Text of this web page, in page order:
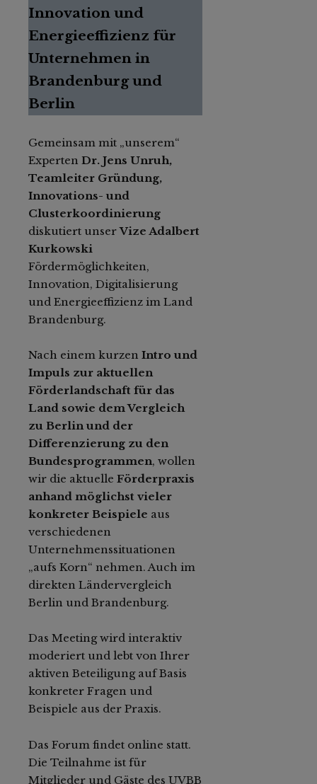
Innovation und
Energieeffizienz für
Unternehmen in
Brandenburg und
Berlin
Gemeinsam mit „unserem“
Experten Dr. Jens Unruh,
Teamleiter Gründung,
Innovations- und
Clusterkoordinierung
diskutiert unserVize Adalbert
Kurkowski
Fördermöglichkeiten,
Innovation, Digitalisierung
und Energieeffizienz im Land
Brandenburg.
Nach einem kurzen Intro und
Impuls zur aktuellen
Förderlandschaft für das
Land sowie dem Vergleich
zu Berlin und der
Differenzierung zu den
Bundesprogrammen, wollen
wir die aktuelle Förderpraxis
anhand möglichst vieler
konkreter Beispiele aus
verschiedenen
Unternehmenssituationen
„aufs Korn“ nehmen. Auch im
direkten Ländervergleich
Berlin und Brandenburg.
Das Meeting wird interaktiv
moderiert und lebt von Ihrer
aktiven Beteiligung auf Basis
konkreter Fragen und
Beispiele aus der Praxis.
Das Forum findet online statt.
Die Teilnahme ist für
Mitglieder und Gäste des UVBB